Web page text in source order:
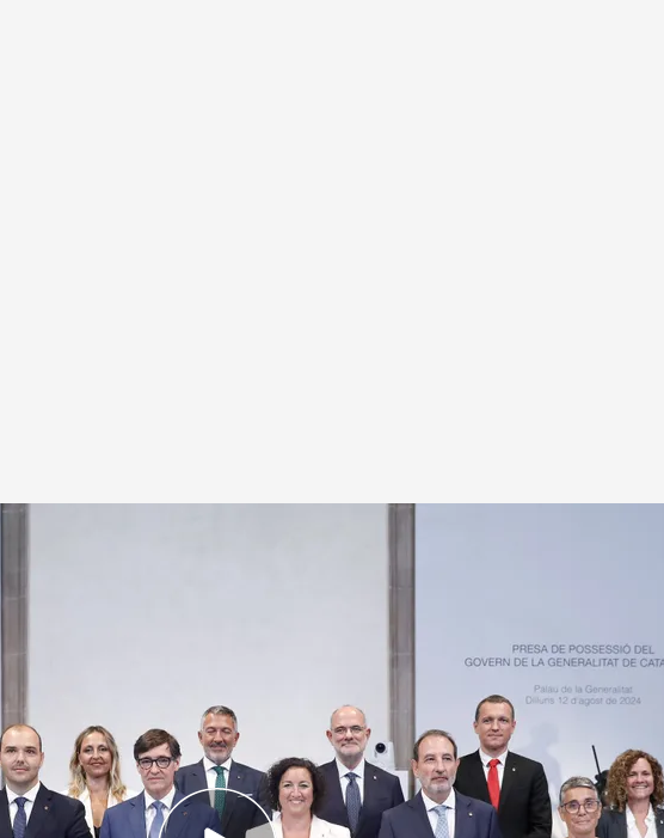
Salvador Illa toman posesión de su
para todos" y apuesta por una
Europa de horizonte federal"
'operación jaula 2' para poner cerco